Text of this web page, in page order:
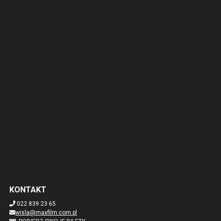
KONTAKT
022 839 23 65
wisla@maxfilm.com.pl